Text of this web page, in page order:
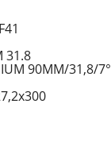
31.8
90MM/31,8/7°